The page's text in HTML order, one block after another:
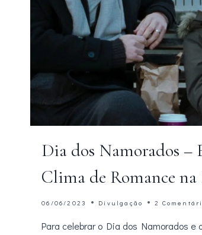
Dia dos Namorados –
Clima de Romance
06/06/2023 Divulgação 2
Para celebrar o Dia dos Namorados e